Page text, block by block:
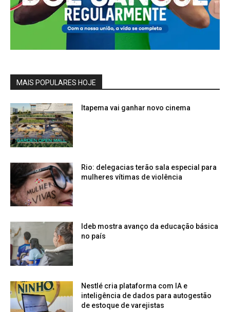
MAIS POPULARES HOJE
Itapema vai ganhar novo cinema
Rio: delegacias terão sala especial para
mulheres vítimas de violência
Ideb mostra avanço da educação básica
no país
Nestlé cria plataforma com IA e
inteligência de dados para autogestão
de estoque de varejistas